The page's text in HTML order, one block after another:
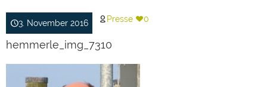
3. November 2016 Presse 0
hemmerle_img_7310